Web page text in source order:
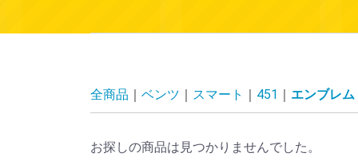
エン
エン
冷却
AC・
ミッ
アク
オイ
エク
イン
全商品 ベンツ スマート 451 エンブレ
お探しの商品は見つかりませんでした。